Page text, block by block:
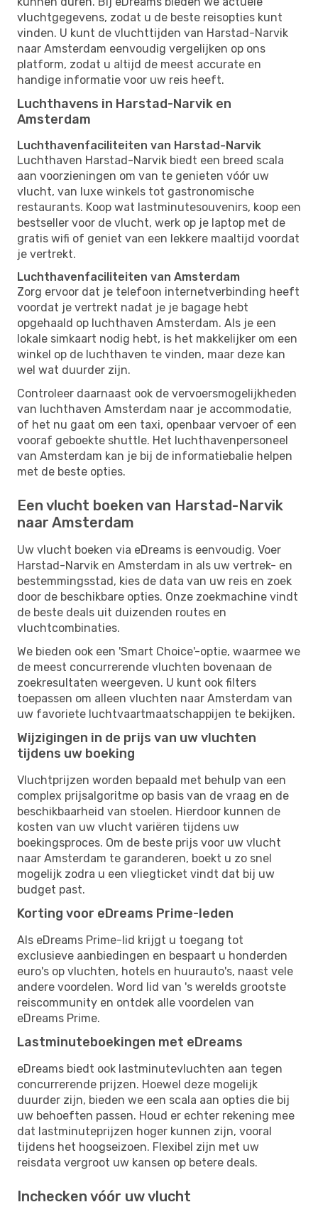
vluchtgegevens, zodat u de beste reisopties kunt
vinden. U kunt de vluchttijden van Harstad-Narvik
naar Amsterdam eenvoudig vergelijken op ons
platform, zodat u altijd de meest accurate en
handige informatie voor uw reis heeft.
Luchthavens in Harstad-Narvik en
Amsterdam
Luchthavenfaciliteiten van Harstad-Narvik
Luchthaven Harstad-Narvik biedt een breed scala
aan voorzieningen om van te genieten vóór uw
vlucht, van luxe winkels tot gastronomische
restaurants. Koop wat lastminutesouvenirs, koop een
bestseller voor de vlucht, werk op je laptop met de
gratis wifi of geniet van een lekkere maaltijd voordat
je vertrekt.
Luchthavenfaciliteiten van Amsterdam
Zorg ervoor dat je telefoon internetverbinding heeft
voordat je vertrekt nadat je je bagage hebt
opgehaald op luchthaven Amsterdam. Als je een
lokale simkaart nodig hebt, is het makkelijker om een ​​
winkel op de luchthaven te vinden, maar deze kan
wel wat duurder zijn.
Controleer daarnaast ook de vervoersmogelijkheden
van luchthaven Amsterdam naar je accommodatie,
of het nu gaat om een ​​taxi, openbaar vervoer of een
vooraf geboekte shuttle. Het luchthavenpersoneel
van Amsterdam kan je bij de informatiebalie helpen
met de beste opties.
Een vlucht boeken van Harstad-Narvik
naar Amsterdam
Uw vlucht boeken via eDreams is eenvoudig. Voer
Harstad-Narvik en Amsterdam in als uw vertrek- en
bestemmingsstad, kies de data van uw reis en zoek
door de beschikbare opties. Onze zoekmachine vindt
de beste deals uit duizenden routes en
vluchtcombinaties.
We bieden ook een 'Smart Choice'-optie, waarmee we
de meest concurrerende vluchten bovenaan de
zoekresultaten weergeven. U kunt ook filters
toepassen om alleen vluchten naar Amsterdam van
uw favoriete luchtvaartmaatschappijen te bekijken.
Wijzigingen in de prijs van uw vluchten
tijdens uw boeking
Vluchtprijzen worden bepaald met behulp van een
complex prijsalgoritme op basis van de vraag en de
beschikbaarheid van stoelen. Hierdoor kunnen de
kosten van uw vlucht variëren tijdens uw
boekingsproces. Om de beste prijs voor uw vlucht
naar Amsterdam te garanderen, boekt u zo snel
mogelijk zodra u een vliegticket vindt dat bij uw
budget past.
Korting voor eDreams Prime-leden
Als eDreams Prime-lid krijgt u toegang tot
exclusieve aanbiedingen en bespaart u honderden
euro's op vluchten, hotels en huurauto's, naast vele
andere voordelen. Word lid van 's werelds grootste
reiscommunity en ontdek alle voordelen van
eDreams Prime.
Lastminuteboekingen met eDreams
eDreams biedt ook lastminutevluchten aan tegen
concurrerende prijzen. Hoewel deze mogelijk
duurder zijn, bieden we een scala aan opties die bij
uw behoeften passen. Houd er echter rekening mee
dat lastminuteprijzen hoger kunnen zijn, vooral
tijdens het hoogseizoen. Flexibel zijn met uw
reisdata vergroot uw kansen op betere deals.
Inchecken vóór uw vlucht